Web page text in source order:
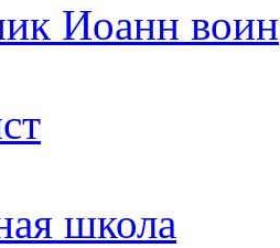
Иоанн воин
школа